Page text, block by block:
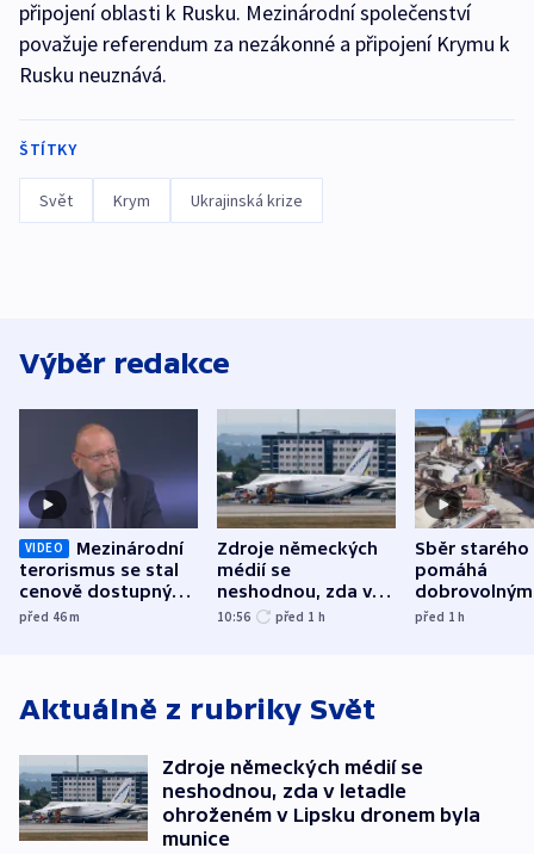
připojení oblasti k Rusku. Mezinárodní společenství
považuje referendum za nezákonné a připojení Krymu k
Rusku neuznává.
ŠTÍTKY
Svět Krym Ukrajinská krize
Výběr redakce
VIDEO
Mezinárodní
terorismus se stal
cenově dostupným,
varuje Bartošek
před 46m
Zdroje německých
médií se
neshodnou, zda v
letadle ohroženém
10:56 před 1 h
Sběr starého
pomáhá
dobrovolným
hasičům
před 1h
Aktuálně z rubriky Svět
Zdroje německých médií se
neshodnou, zda v letadle
ohroženém v Lipsku dronem byla
munice